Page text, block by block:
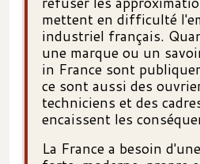
mettent en difficulté
industriel français.
une marque ou un
in France sont
ce sont aussi des
techniciens et des
encaissent les
La France a besoin